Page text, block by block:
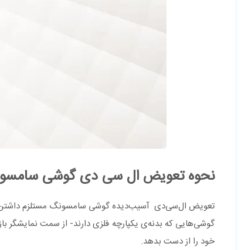
نحوه تعویض ال سی دی گوشی
تعویض ال‌سی‌دی آسیب‌دیده‌ گوشی‌ سامسونگ مستلزم داشتن
گوشی‌هایی که بدنه‌ی یکپارچه فلزی دارند- از سمت نمایشگر
خود را از دست بدهد.